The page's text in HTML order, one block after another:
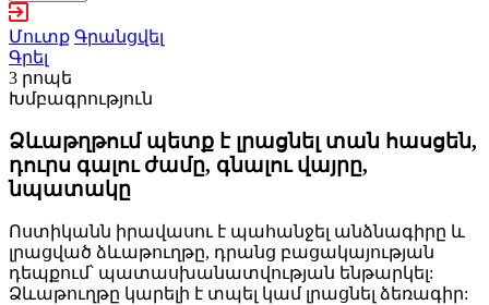
Մուտք Գրանցվել
Գրել
3 րոպե
Խմբագրություն
Ձևաթղթում պետք է լրացնել տան հասցեն,
դուրս գալու ժամը, գնալու վայրը,
նպատակը
Ոստիկանն իրավասու է պահանջել անձնագիրը և
լրացված ձևաթուղթը, դրանց բացակայության
դեպքում՝ պատասխանատվության ենթարկել:
Ձևաթուղթը կարելի է տպել կամ լրացնել ձեռագիր: